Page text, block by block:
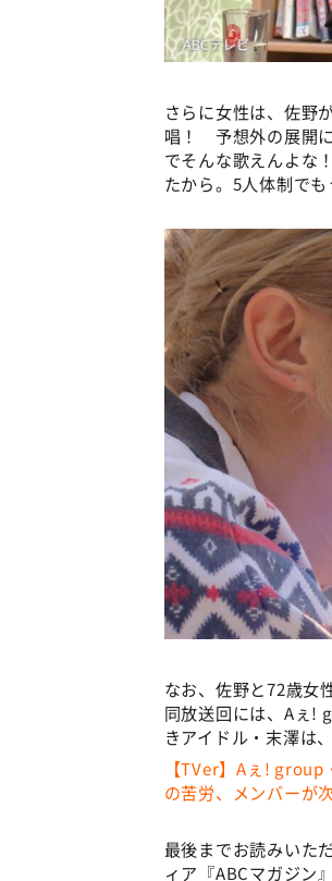
さらに女性は、佐野
唱！ 予想外の展開
でそんな歌えんよな
たから。5人体制で
なお、佐野と72歳女
同放送回には、Aぇ!
きアイドル・末澤は
【TVer】Aぇ!
の苦労、メンバーが
最後までお読みいた
ィア『ABCマガジン